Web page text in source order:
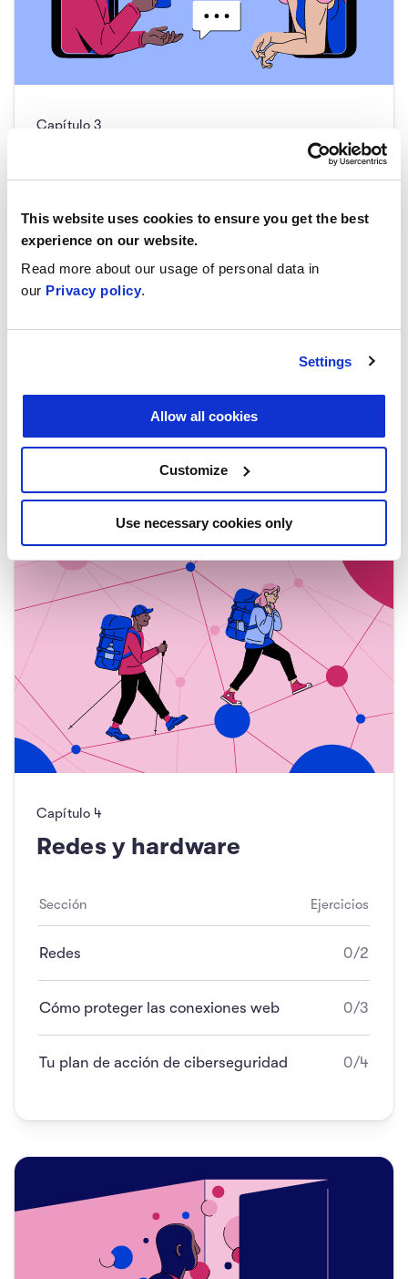
This website uses cookies to ensure you get the best
experience on our website.
Read more about our usage of personal data in
our Privacy policy.
Settings
Allow all cookies
Customize
Use necessary cookies only
Capítulo 3
comunicaciones
Sección
La necesidad de una comunicación
extremo
Tipos de ataques en línea 0/1
Capítulo 4
Redes y hardware
Sección Ejercicios
Redes 0/2
Cómo proteger las conexiones web 0/3
Tu plan de acción de ciberseguridad 0/4